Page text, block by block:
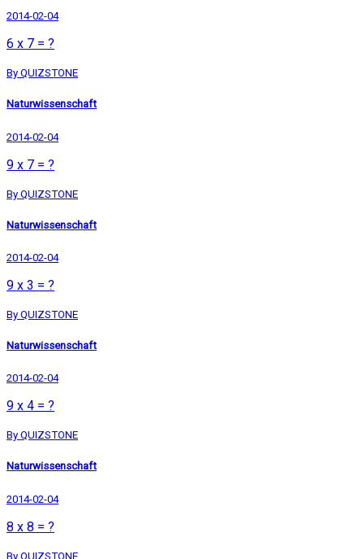
2014-02-04
6 x 7 = ?
By QUIZSTONE
Naturwissenschaft
2014-02-04
9 x 7 = ?
By QUIZSTONE
Naturwissenschaft
2014-02-04
9 x 3 = ?
By QUIZSTONE
Naturwissenschaft
2014-02-04
9 x 4 = ?
By QUIZSTONE
Naturwissenschaft
2014-02-04
8 x 8 = ?
By QUIZSTONE